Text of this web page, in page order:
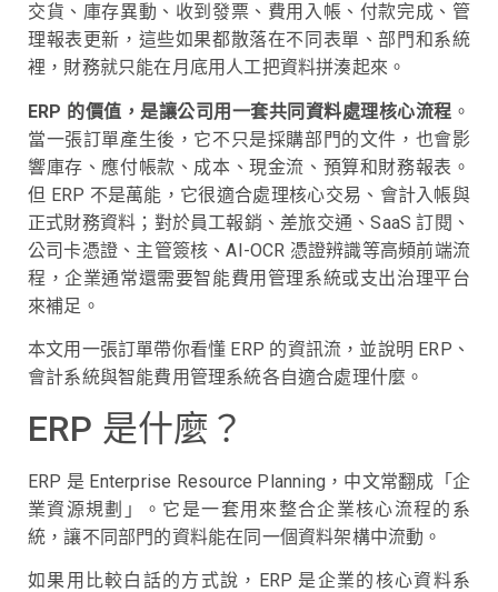
交貨、庫存異動、收到發票、費用入帳、付款完成、管
理報表更新，這些如果都散落在不同表單、部門和系統
裡，財務就只能在月底用人工把資料拼湊起來。
ERP 的價值，是讓公司用一套共同資料處理核心流程 。
當一張訂單產生後，它不只是採購部門的文件，也會影
響庫存、應付帳款、成本、現金流、預算和財務報表。
但 ERP 不是萬能，它很適合處理核心交易、會計入帳與
正式財務資料；對於員工報銷、差旅交通、SaaS 訂閱、
公司卡憑證、主管簽核、AI-OCR 憑證辨識等高頻前端流
程，企業通常還需要智能費用管理系統或支出治理平台
來補足。
本文用一張訂單帶你看懂 ERP 的資訊流，並說明 ERP、
會計系統與智能費用管理系統各自適合處理什麼。
ERP 是什麼？
ERP 是 Enterprise Resource Planning，中文常翻成「企
業資源規劃」。它是一套用來整合企業核心流程的系
統，讓不同部門的資料能在同一個資料架構中流動。
如果用比較白話的方式說，ERP 是企業的核心資料系